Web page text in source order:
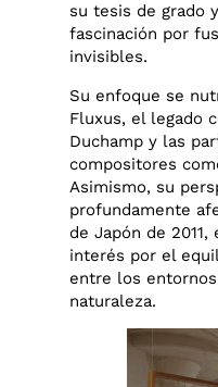
su tesis de grado
fascinación por
invisibles.
Su enfoque se
Fluxus, el legado
Duchamp y las
compositores
Asimismo, su
profundamente
de Japón de
interés por el
entre los
naturaleza.